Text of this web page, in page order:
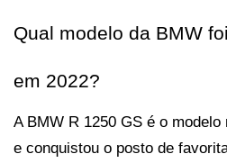
Qual modelo da BMW
em 2022?
A BMW R 1250 GS é o
e conquistou o posto de